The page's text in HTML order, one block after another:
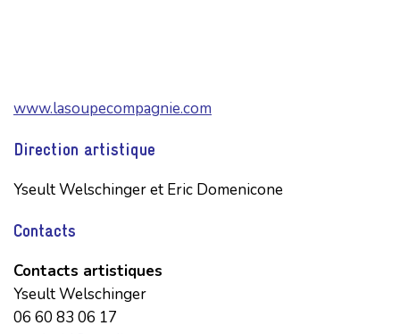
www.lasoupecompagnie.com
Direction artistique
Yseult Welschinger et Eric Domenicone
Contacts
Contacts artistiques
Yseult Welschinger
06 60 83 06 17